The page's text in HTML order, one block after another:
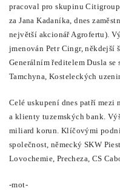
pracoval pro skupinu
za Jana Kadaníka, dnes
největší akcionář Agrofertu).
jmenován Petr Cingr, někdejší
Generálním ředitelem Dusla
Tamchyna, Kosteleckých
Celé uskupení dnes patří mezi
a klienty tuzemských bank.
miliard korun. Klíčovými
společnost, německý SKW
Lovochemie, Precheza, CS
-mot-